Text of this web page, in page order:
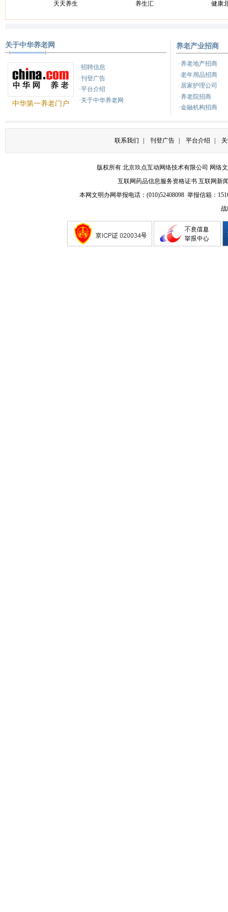
天天养生 养生汇 健康
健康
关于中华养老网
中华第一养老门户
·招聘信息
·刊登广告
·平台介绍
·关于中华养老网
养老产业招商
·养老地产招商
·老年用品招商
·居家护理公司
·养老院招商
·金融机构招商
联系我们 刊登广告 平台介绍
版权所有 北京玖点互动网络技术有限公司 网络
互联网药品信息服务资格证书 互联网新
本网文明办网举报电话：(010)52408098 举报信箱：